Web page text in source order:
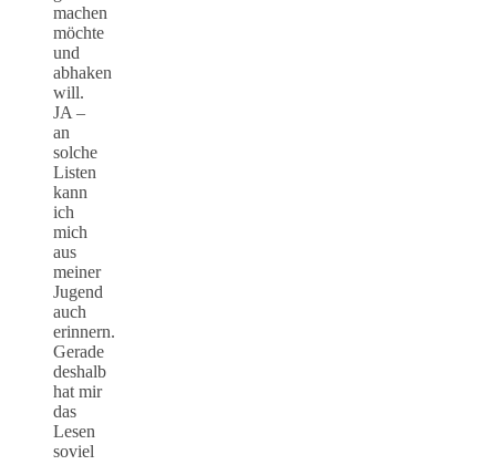
machen
möchte
und
abhaken
will.
JA –
an
solche
Listen
kann
ich
mich
aus
meiner
Jugend
auch
erinnern.
Gerade
deshalb
hat mir
das
Lesen
soviel